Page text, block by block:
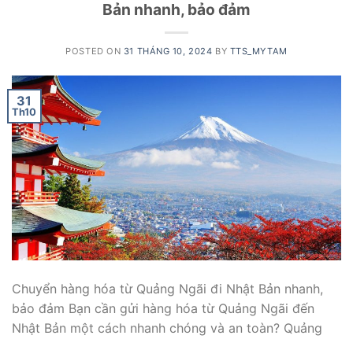
Bản nhanh, bảo đảm
POSTED ON 31 THÁNG 10, 2024 BY TTS_MYTAM
31
Th10
Chuyển hàng hóa từ Quảng Ngãi đi Nhật Bản nhanh,
bảo đảm Bạn cần gửi hàng hóa từ Quảng Ngãi đến
Nhật Bản một cách nhanh chóng và an toàn? Quảng